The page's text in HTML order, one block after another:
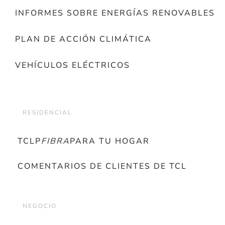
INFORMES SOBRE ENERGÍAS RENOVABLES
PLAN DE ACCIÓN CLIMÁTICA
VEHÍCULOS ELÉCTRICOS
RESIDENCIAL
TCLPFIBRAPARA TU HOGAR
COMENTARIOS DE CLIENTES DE TCL
NEGOCIO